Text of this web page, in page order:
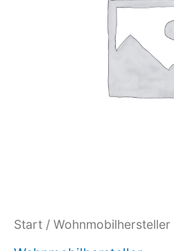
Start / Wohnmobilhersteller